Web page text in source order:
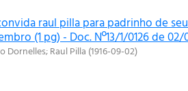
raul pilla para padrinho de
(1 pg) - Doc. Nº13/1/0126 de 02/
Dornelles;Raul Pilla (1916-09-02)